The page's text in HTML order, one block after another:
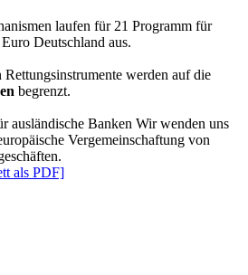
laufen für 21 Programm für
Deutschland aus.
werden auf die
begrenzt.
ausländische Banken Wir wenden uns
Vergemeinschaftung von
als PDF]